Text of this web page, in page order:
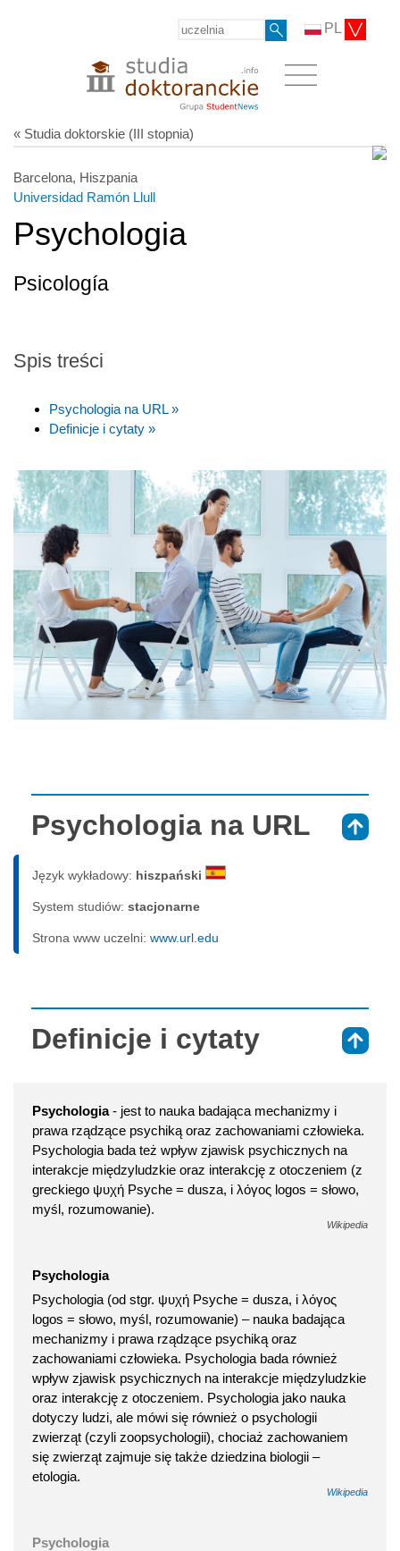
PL
« Studia doktorskie (III stopnia)
Barcelona, Hiszpania
Universidad Ramón Llull
Psychologia
Psicología
Spis treści
Psychologia na URL »
Definicje i cytaty »
Psychologia na URL
Język wykładowy: hiszpański
System studiów: sta­cjo­nar­ne
Strona www uczelni: www.url.edu
Definicje i cytaty
Psychologia- jest to nauka badająca mechanizmy i
prawa rządzące psychiką oraz zachowaniami człowieka.
Psychologia bada też wpływ zjawisk psychicznych na
interakcje międzyludzkie oraz interakcję z otoczeniem (z
greckiego ψυχή Psyche = dusza, i λόγος logos = słowo,
myśl, rozumowanie).
Wikipedia
Psychologia
Psychologia (od stgr. ψυχή Psyche = dusza, i λόγος
logos = słowo, myśl, rozumowanie) – nauka badająca
mechanizmy i prawa rządzące psychiką oraz
zachowaniami człowieka. Psychologia bada również
wpływ zjawisk psychicznych na interakcje międzyludzkie
oraz interakcję z otoczeniem. Psychologia jako nauka
dotyczy ludzi, ale mówi się również o psychologii
zwierząt (czyli zoopsychologii), chociaż zachowaniem
się zwierząt zajmuje się także dziedzina biologii –
etologia.
Wikipedia
Psychologia